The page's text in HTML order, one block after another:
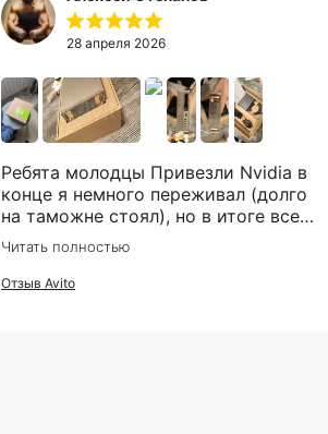
28 апреля 2026
Ребята молодцы Привезли Nvidia в
конце я немного переживал (долго
на таможне стоял), но в итоге все
супер. Отдельное спасибо что всегда
отвечали практически мгновенно,
клиентская поддержка на самом
Читать полностью
Отзыв Avito